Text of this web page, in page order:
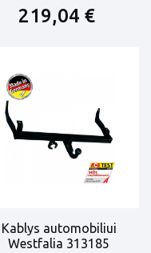
219,04 €
Kablys automobiliui
Westfalia 313185